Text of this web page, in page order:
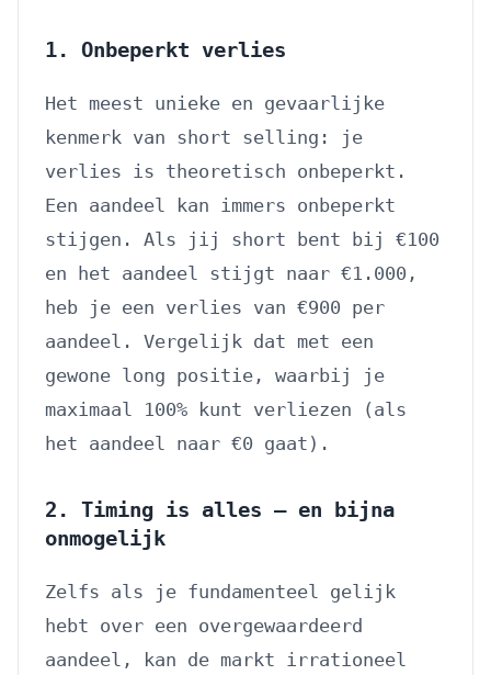
1. Onbeperkt verlies
Het meest unieke en gevaarlijke
kenmerk van short selling: je
verlies is theoretisch onbeperkt.
Een aandeel kan immers onbeperkt
stijgen. Als jij short bent bij €100
en het aandeel stijgt naar €1.000,
heb je een verlies van €900 per
aandeel. Vergelijk dat met een
gewone long positie, waarbij je
maximaal 100% kunt verliezen (als
het aandeel naar €0 gaat).
2. Timing is alles — en bijna
onmogelijk
Zelfs als je fundamenteel gelijk
hebt over een overgewaardeerd
aandeel, kan de markt irrationeel